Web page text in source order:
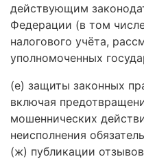
действующим
Федерации (в том
налогового учёта,
уполномоченных
(е) защиты законных
включая
мошеннических
неисполнения
(ж) публикации